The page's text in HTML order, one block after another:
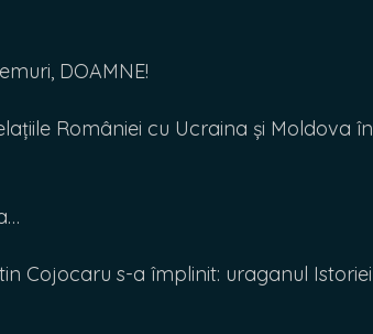
DOAMNE!
României cu Ucraina și Moldova în
Cojocaru s-a împlinit: uraganul Istoriei